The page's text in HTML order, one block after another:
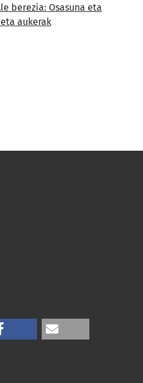
berezia: Osasuna eta
aukerak